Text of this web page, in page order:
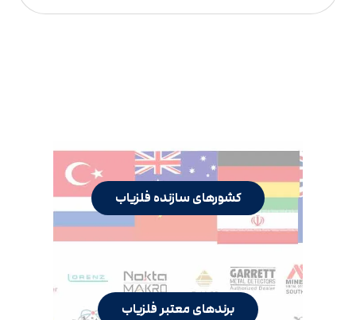
کشورهای سازنده فلزیاب
برندهای معتبر فلزیاب